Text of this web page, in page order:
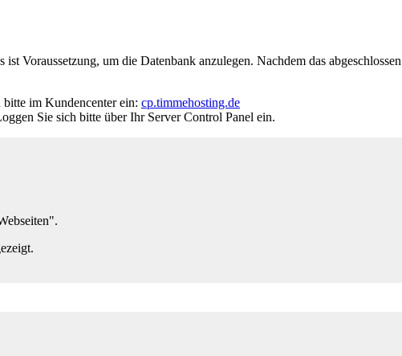
Voraussetzung, um die Datenbank anzulegen. Nachdem das
bitte im Kundencenter ein: cp.timmehosting.de
Sie sich bitte über Ihr Server Control Panel ein.